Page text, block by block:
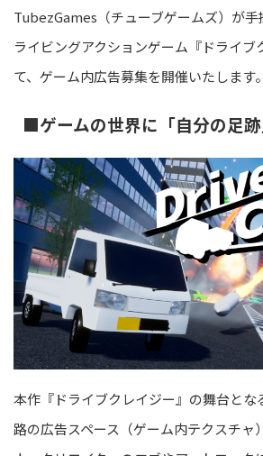
TubezGames（チューブゲームズ）が手
ライビングアクションゲーム『ドライブ
て、ゲーム内広告募集を開催いたします。
■ゲームの世界に「自分の足
本作『ドライブクレイジー』の舞台とな
路の広告スペース（ゲーム内テクスチャ